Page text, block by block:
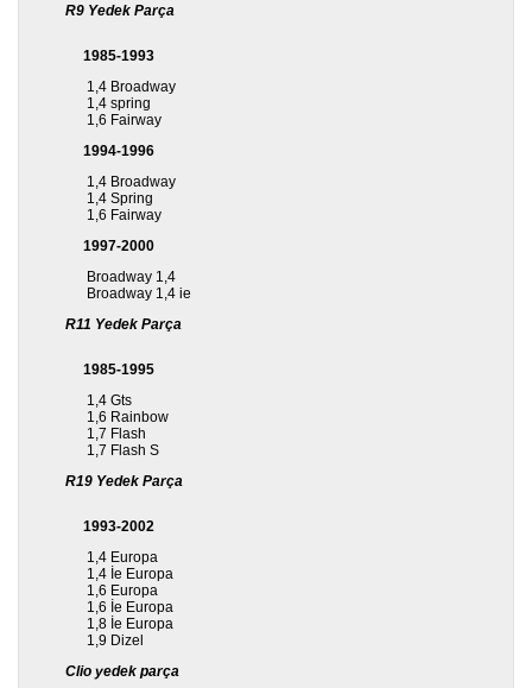
R9 Yedek Parça
1985-1993
1,4 Broadway
1,4 spring
1,6 Fairway
1994-1996
1,4 Broadway
1,4 Spring
1,6 Fairway
1997-2000
Broadway 1,4
Broadway 1,4 ie
R11 Yedek Parça
1985-1995
1,4 Gts
1,6 Rainbow
1,7 Flash
1,7 Flash S
R19 Yedek Parça
1993-2002
1,4 Europa
1,4 İe Europa
1,6 Europa
1,6 İe Europa
1,8 İe Europa
1,9 Dizel
Clio yedek parça